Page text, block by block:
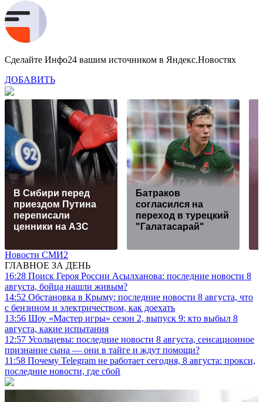
Сделайте Инфо24 вашим источником в Яндекс.Новостях
ДОБАВИТЬ
В Сибири перед
приездом Путина
переписали
ценники на АЗС
Батраков
согласился на
переход в турецкий
"Галатасарай"
Новости СМИ2
ГЛАВНОЕ ЗА ДЕНЬ
16:28 Поиск Героя России Асылханова: последние новости 8
августа, бойца нашли живым?
14:52 Обстановка в Крыму: последние новости 8 августа, что
с бензином и электричеством, как доехать
13:56 Шоу «Мастер игры» сезон 2, выпуск 9: кто выбыл 8
августа, какие испытания
12:57 Усольцевы: последние новости 8 августа, сенсационное
признание сына — они в тайге и ждут помощи?
11:58 Почему Telegram не работает сегодня, 8 августа: прокси,
последние новости, где сбой